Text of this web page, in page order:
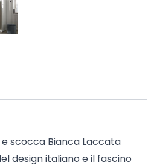
scocca Bianca Laccata
design italiano e il fascino